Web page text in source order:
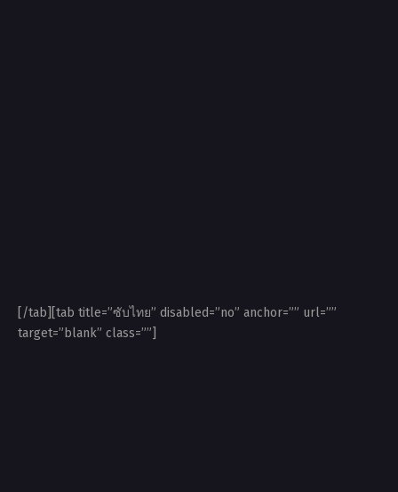
[/tab][tab title=”ซับไทย” disabled=”no” anchor=”” url=””
target=”blank” class=””]